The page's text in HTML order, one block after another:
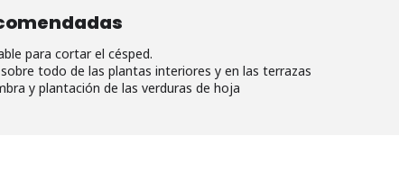
para cortar el césped.
todo de las plantas interiores y en las terrazas
y plantación de las verduras de hoja